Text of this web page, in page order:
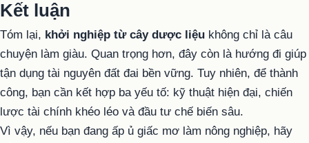
Kết luận
Tóm lại, khởi nghiệp từ cây dược liệu không chỉ là câu
chuyện làm giàu. Quan trọng hơn, đây còn là hướng đi giúp
tận dụng tài nguyên đất đai bền vững. Tuy nhiên, để thành
công, bạn cần kết hợp ba yếu tố: kỹ thuật hiện đại, chiến
lược tài chính khéo léo và đầu tư chế biến sâu.
Vì vậy, nếu bạn đang ấp ủ giấc mơ làm nông nghiệp, hãy